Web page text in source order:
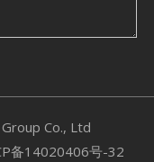
Co., Ltd
备14020406号-32